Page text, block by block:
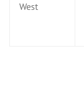
West